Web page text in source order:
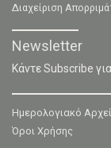
Διαχείριση
Newsletter
Κάντε Subscribe
Ημερολογιακό
Όροι Χρήσης